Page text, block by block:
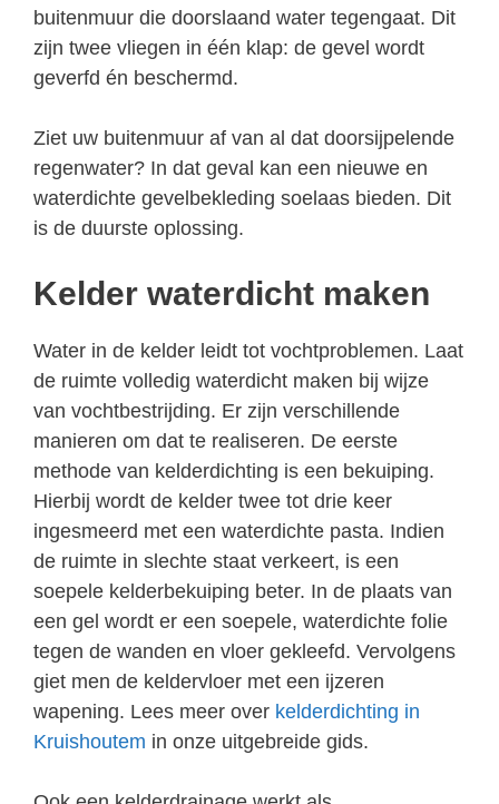
buitenmuur die doorslaand water tegengaat. Dit
zijn twee vliegen in één klap: de gevel wordt
geverfd én beschermd.
Ziet uw buitenmuur af van al dat doorsijpelende
regenwater? In dat geval kan een nieuwe en
waterdichte gevelbekleding soelaas bieden. Dit
is de duurste oplossing.
Kelder waterdicht maken
Water in de kelder leidt tot vochtproblemen. Laat
de ruimte volledig waterdicht maken bij wijze
van vochtbestrijding. Er zijn verschillende
manieren om dat te realiseren. De eerste
methode van kelderdichting is een bekuiping.
Hierbij wordt de kelder twee tot drie keer
ingesmeerd met een waterdichte pasta. Indien
de ruimte in slechte staat verkeert, is een
soepele kelderbekuiping beter. In de plaats van
een gel wordt er een soepele, waterdichte folie
tegen de wanden en vloer gekleefd. Vervolgens
giet men de keldervloer met een ijzeren
wapening. Lees meer over kelderdichting in
Kruishoutem in onze uitgebreide gids.